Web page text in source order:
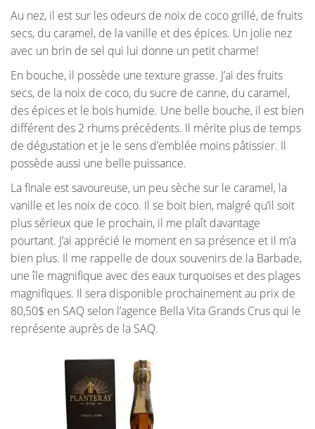
Au nez, il est sur les odeurs de noix de coco grillé, de fruits
secs, du caramel, de la vanille et des épices. Un jolie nez
avec un brin de sel qui lui donne un petit charme!
En bouche, il possède une texture grasse. J’ai des fruits
secs, de la noix de coco, du sucre de canne, du caramel,
des épices et le bois humide. Une belle bouche, il est bien
différent des 2 rhums précédents. Il mérite plus de temps
de dégustation et je le sens d’emblée moins pâtissier. Il
possède aussi une belle puissance.
La finale est savoureuse, un peu sèche sur le caramel, la
vanille et les noix de coco. Il se boit bien, malgré qu’il soit
plus sérieux que le prochain, il me plaît davantage
pourtant. J’ai apprécié le moment en sa présence et il m’a
bien plus. Il me rappelle de doux souvenirs de la Barbade,
une île magnifique avec des eaux turquoises et des plages
magnifiques. Il sera disponible prochainement au prix de
80,50$ en SAQ selon l’agence Bella Vita Grands Crus qui le
représente auprès de la SAQ.